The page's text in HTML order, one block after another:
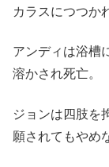
カラスにつつか
アンディは浴槽
溶かされ死亡。
ジョンは四肢を
願されてもやめ